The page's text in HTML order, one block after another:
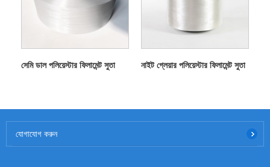
সেমি ডাল পলিয়েস্টার ফিলামেন্ট সুতা নাইট গ্লেয়ার পলিয়েস্টার ফিলামেন্ট সুতা
যোগাযোগ করুন